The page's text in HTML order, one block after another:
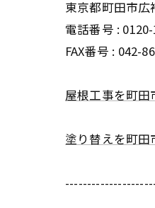
東京都町田市広
電話番号 :
FAX番号 : 042-
屋根工事を町田
塗り替えを町田